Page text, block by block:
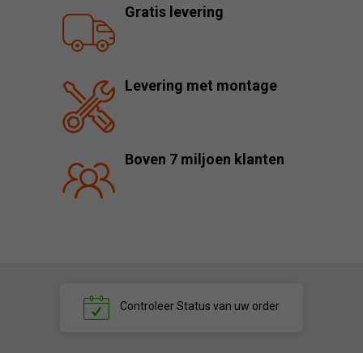
Gratis levering
Levering met montage
Boven 7 miljoen klanten
ControleerStatus van uw order